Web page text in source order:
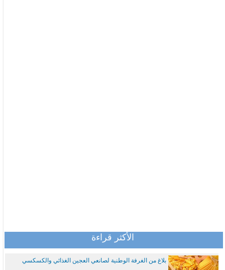
الأكثر قراءة
بلاغ من الغرفة الوطنية لصانعي العجين الغذائي والكسكسي